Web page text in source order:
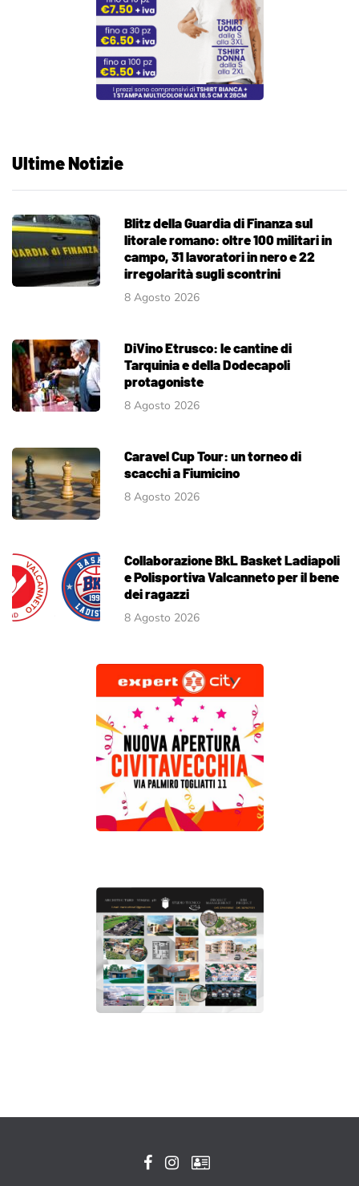
Ultime Notizie
Blitz della Guardia di Finanza sul
litorale romano: oltre 100 militari in
campo, 31 lavoratori in nero e 22
irregolarità sugli scontrini
8 Agosto 2026
DiVino Etrusco: le cantine di
Tarquinia e della Dodecapoli
protagoniste
8 Agosto 2026
Caravel Cup Tour: un torneo di
scacchi a Fiumicino
8 Agosto 2026
Collaborazione BkL Basket Ladiapoli
e Polisportiva Valcanneto per il bene
dei ragazzi
8 Agosto 2026